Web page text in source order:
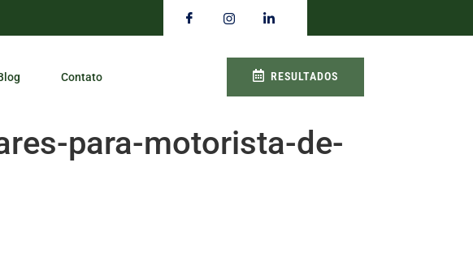
Contato RESULTADOS
para-motorista-de-